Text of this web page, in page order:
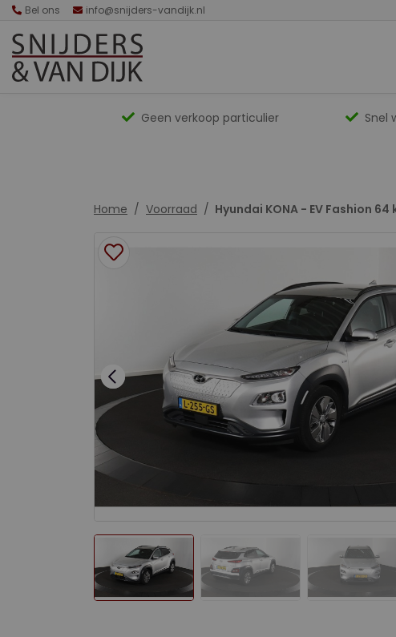
Bel ons info@snijders-vandijk.nl
Geen verkoop particulier Snel
Home Voorraad Hyundai KONA - EV Fashion 64